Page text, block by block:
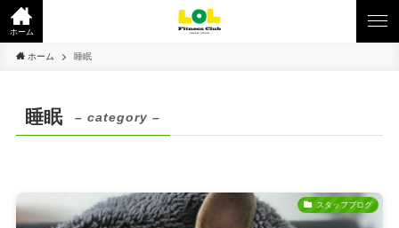
ホーム
ホーム 睡眠
睡眠 – category –
スタッフブログ